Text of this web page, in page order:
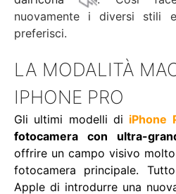
nuovamente i diversi stili
preferisci.
LA MODALITÀ
IPHONE PRO
Gli ultimi modelli di iPhone
fotocamera con ultra-
offrire un campo visivo
fotocamera principale.
Apple di introdurre una